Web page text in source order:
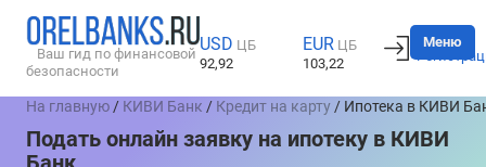
Ваш гид по финансовой
безопасности
USD ЦБ
92,92
EUR ЦБ
103,22
Вход
Меню
На главную / КИВИ Банк / Кредит на карту / Ипотека в КИВИ
Подать онлайн заявку на ипотеку в КИВИ